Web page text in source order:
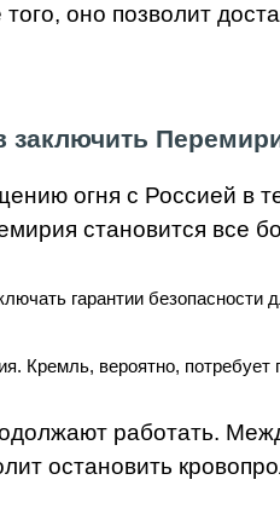
оно позволит
заключить
огня с Россией в
становится все
гарантии
Кремль, вероятно,
работать.
остановить